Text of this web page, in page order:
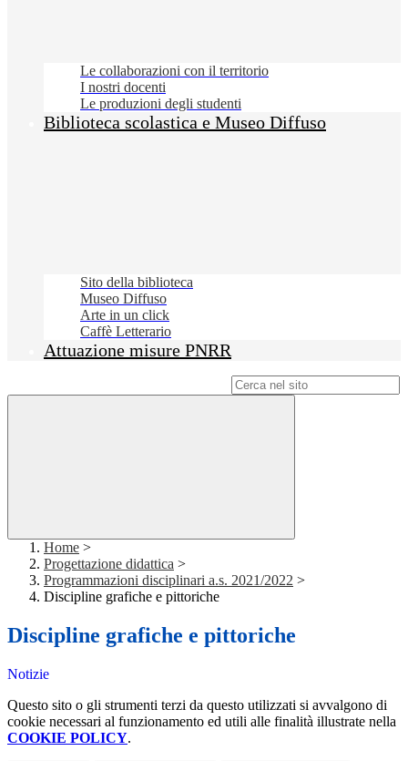
Le collaborazioni con il territorio
I nostri docenti
Le produzioni degli studenti
Biblioteca scolastica e Museo Diffuso
Sito della biblioteca
Museo Diffuso
Arte in un click
Caffè Letterario
Attuazione misure PNRR
Home >
Progettazione didattica >
Programmazioni disciplinari a.s. 2021/2022 >
Discipline grafiche e pittoriche
Discipline grafiche e pittoriche
Notizie
Questo sito o gli strumenti terzi da questo utilizzati si avvalgono di
cookie necessari al funzionamento ed utili alle finalità illustrate nella
COOKIE POLICY.